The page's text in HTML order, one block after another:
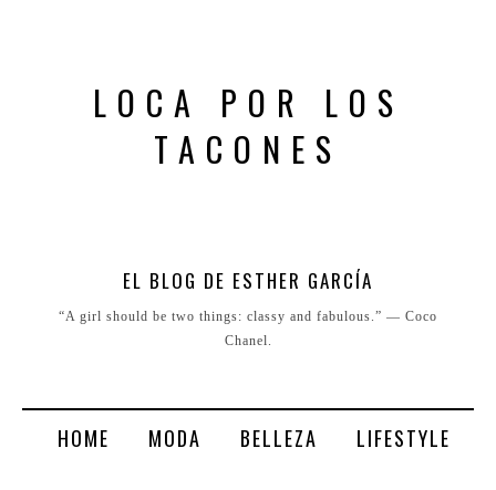
LOCA POR LOS
TACONES
EL BLOG DE ESTHER GARCÍA
“A girl should be two things: classy and fabulous.” ― Coco
Chanel.
HOME MODA BELLEZA LIFESTYLE